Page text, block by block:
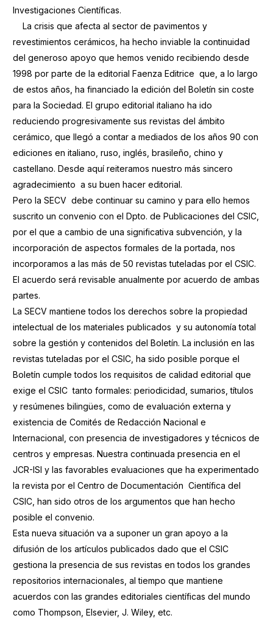
Investigaciones Científicas.
La crisis que afecta al sector de pavimentos y
revestimientos cerámicos, ha hecho inviable la continuidad
del generoso apoyo que hemos venido recibiendo desde
1998 por parte de la editorial Faenza Editrice que, a lo largo
de estos años, ha financiado la edición del Boletín sin coste
para la Sociedad. El grupo editorial italiano ha ido
reduciendo progresivamente sus revistas del ámbito
cerámico, que llegó a contar a mediados de los años 90 con
ediciones en italiano, ruso, inglés, brasileño, chino y
castellano. Desde aquí reiteramos nuestro más sincero
agradecimiento a su buen hacer editorial.
Pero la SECV debe continuar su camino y para ello hemos
suscrito un convenio con el Dpto. de Publicaciones del CSIC,
por el que a cambio de una significativa subvención, y la
incorporación de aspectos formales de la portada, nos
incorporamos a las más de 50 revistas tuteladas por el CSIC.
El acuerdo será revisable anualmente por acuerdo de ambas
partes.
La SECV mantiene todos los derechos sobre la propiedad
intelectual de los materiales publicados y su autonomía total
sobre la gestión y contenidos del Boletín. La inclusión en las
revistas tuteladas por el CSIC, ha sido posible porque el
Boletín cumple todos los requisitos de calidad editorial que
exige el CSIC tanto formales: periodicidad, sumarios, títulos
y resúmenes bilingües, como de evaluación externa y
existencia de Comités de Redacción Nacional e
Internacional, con presencia de investigadores y técnicos de
centros y empresas. Nuestra continuada presencia en el
JCR-ISI y las favorables evaluaciones que ha experimentado
la revista por el Centro de Documentación Científica del
CSIC, han sido otros de los argumentos que han hecho
posible el convenio.
Esta nueva situación va a suponer un gran apoyo a la
difusión de los artículos publicados dado que el CSIC
gestiona la presencia de sus revistas en todos los grandes
repositorios internacionales, al tiempo que mantiene
acuerdos con las grandes editoriales científicas del mundo
como Thompson, Elsevier, J. Wiley, etc.